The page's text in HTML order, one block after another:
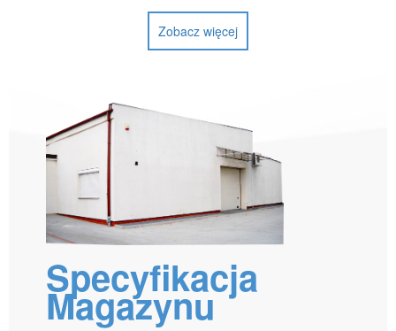
Zobacz więcej
Specyfikacja
Magazynu